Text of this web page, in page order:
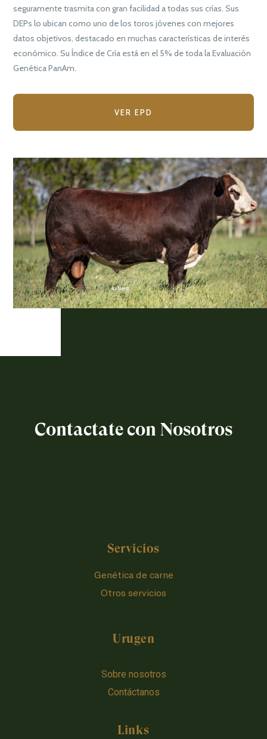
seguramente trasmita con gran facilidad a todas sus crías. Sus
DEPs lo ubican como uno de los toros jóvenes con mejores
datos objetivos, destacado en muchas características de interés
económico. Su Índice de Cría está en el 5% de toda la Evaluación
Genética PanAm.
VER EPD
Contactate con Nosotros
Servicios
Genética de carne
Otros servicios
Urugen
Sobre nosotros
Contáctanos
Links